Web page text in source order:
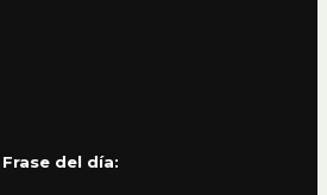
Frase del día: